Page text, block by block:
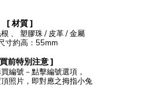
[ 材質 ]
、 塑膠珠 / 皮革/金屬
寸約高：55mm
前特別注意 ]
編號－點擊編號選項，
照片，即對應之拇指小兔